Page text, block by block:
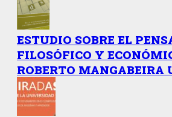
ESTUDIO SOBRE EL
FILOSÓFICO Y
ROBERTO MANGABEIRA